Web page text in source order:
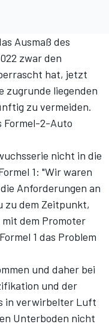
Ausmaß des
zwar den
hat, jetzt
zugrunde liegenden
zu vermeiden.
Formel-2-Auto
nicht in die
1: "Wir waren
Anforderungen an
zu dem Zeitpunkt,
dem Promoter
1 das Problem
und daher bei
und der
in verwirbelter Luft
Unterboden nicht